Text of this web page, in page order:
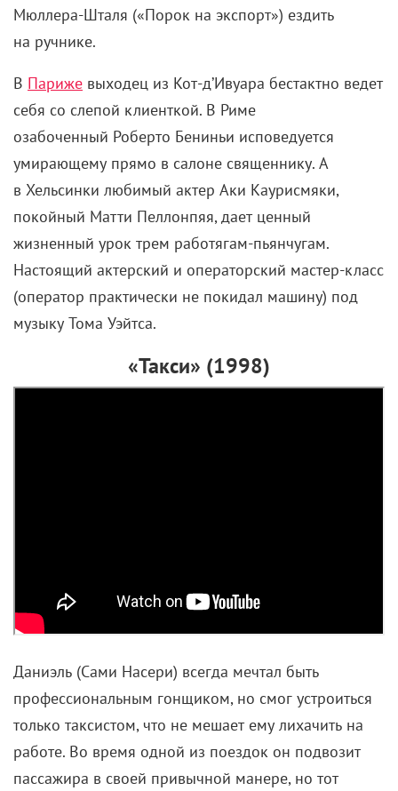
Мюллера-Шталя («Порок на экспорт») ездить
на ручнике.
В Париже выходец из Кот-д’Ивуара бестактно ведет
себя со слепой клиенткой. В Риме
озабоченный Роберто Бениньи исповедуется
умирающему прямо в салоне священнику. А
в Хельсинки любимый актер Аки Каурисмяки,
покойный Матти Пеллонпяя, дает ценный
жизненный урок трем работягам-пьянчугам.
Настоящий актерский и операторский мастер-класс
(оператор практически не покидал машину) под
музыку Тома Уэйтса.
«Такси» (1998)
Даниэль (Сами Насери) всегда мечтал быть
профессиональным гонщиком, но смог устроиться
только таксистом, что не мешает ему лихачить на
работе. Во время одной из поездок он подвозит
пассажира в своей привычной манере, но тот